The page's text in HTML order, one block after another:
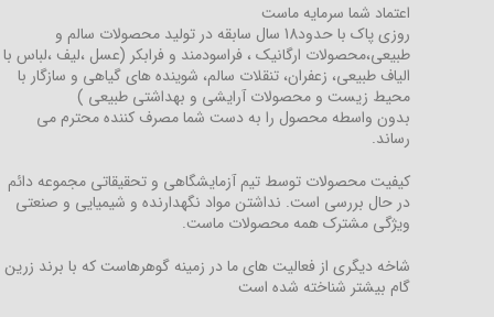
اعتماد شما سرمایه ماست
روزی پاک با حدود18 سال سابقه در تولید محصولات سالم و
طبیعی،محصولات ارگانیک ، فراسودمند و فرابکر (عسل ،لیف ،لباس با
الیاف طبیعی، زعفران، تنقلات سالم، شوینده های گیاهی و سازگار با
محیط زیست و محصولات آرایشی و بهداشتی طبیعی )
بدون واسطه محصول را به دست شما مصرف کننده محترم می
رساند.
کیفیت محصولات توسط تیم آزمایشگاهی و تحقیقاتی مجموعه دائم
در حال بررسی است. نداشتن مواد نگهدارنده و شیمیایی و صنعتی
ویژگی مشترک همه محصولات ماست.
شاخه دیگری از فعالیت های ما در زمینه گوهرهاست که با برند زرین
گام بیشتر شناخته شده است